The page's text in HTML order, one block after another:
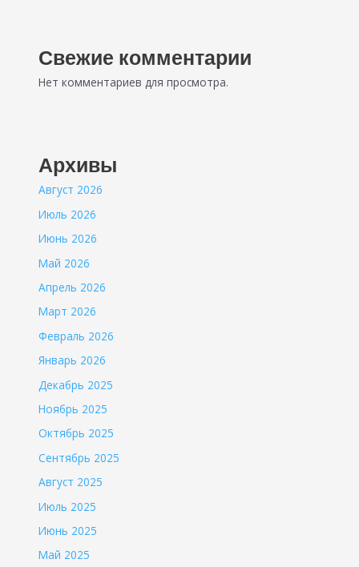
Свежие комментарии
Нет комментариев для просмотра.
Архивы
Август 2026
Июль 2026
Июнь 2026
Май 2026
Апрель 2026
Март 2026
Февраль 2026
Январь 2026
Декабрь 2025
Ноябрь 2025
Октябрь 2025
Сентябрь 2025
Август 2025
Июль 2025
Июнь 2025
Май 2025